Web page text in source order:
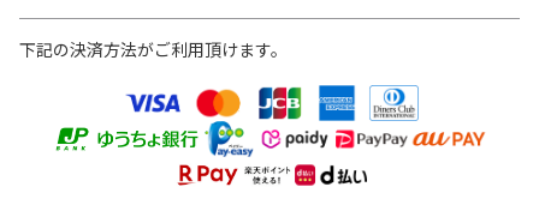
下記の決済方法がご利用頂けます。